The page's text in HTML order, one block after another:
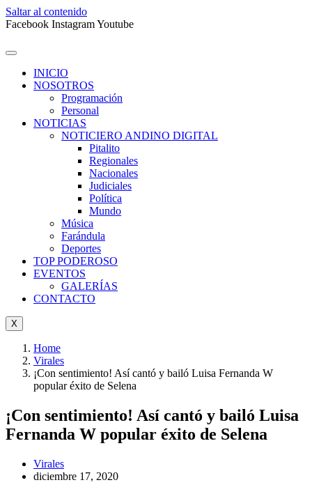
Saltar al contenido
Facebook InstagramYoutube
INICIO
NOSOTROS
Programación
Personal
NOTICIAS
NOTICIERO ANDINO DIGITAL
Pitalito
Regionales
Nacionales
Judiciales
Política
Mundo
Música
Farándula
Deportes
TOP PODEROSO
EVENTOS
GALERÍAS
CONTACTO
X
Home
Virales
¡Con sentimiento! Así cantó y bailó Luisa Fernanda W
popular éxito de Selena
¡Con sentimiento! Así cantó y bailó Luisa
Fernanda W popular éxito de Selena
Virales
diciembre 17, 2020